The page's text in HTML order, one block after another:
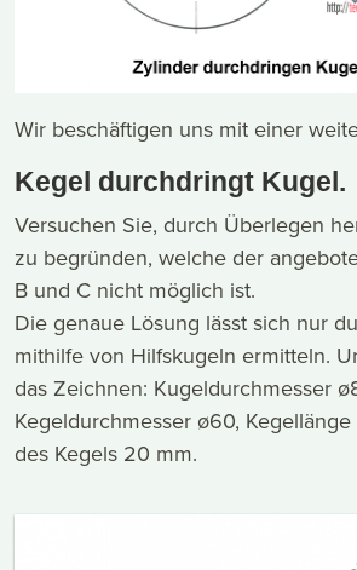
Wir beschäftigen uns mit einer
Kegel durchdringt Kugel.
Versuchen Sie, durch Überlegen
zu begründen, welche der
B und C nicht möglich ist.
Die genaue Lösung lässt sich nur
mithilfe von Hilfskugeln ermitteln.
das Zeichnen: Kugeldurchmesser
Kegeldurchmesser ø60,
des Kegels 20 mm.